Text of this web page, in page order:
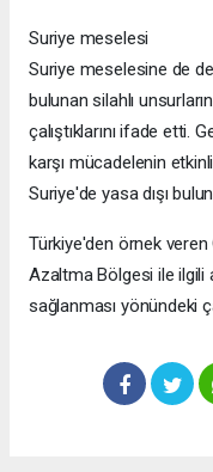
Suriye meselesi
Suriye meselesine de
bulunan silahlı
çalıştıklarını ifade etti.
karşı mücadelenin
Suriye'de yasa dışı
Türkiye'den örnek veren
Azaltma Bölgesi ile ilgili
sağlanması yönündeki